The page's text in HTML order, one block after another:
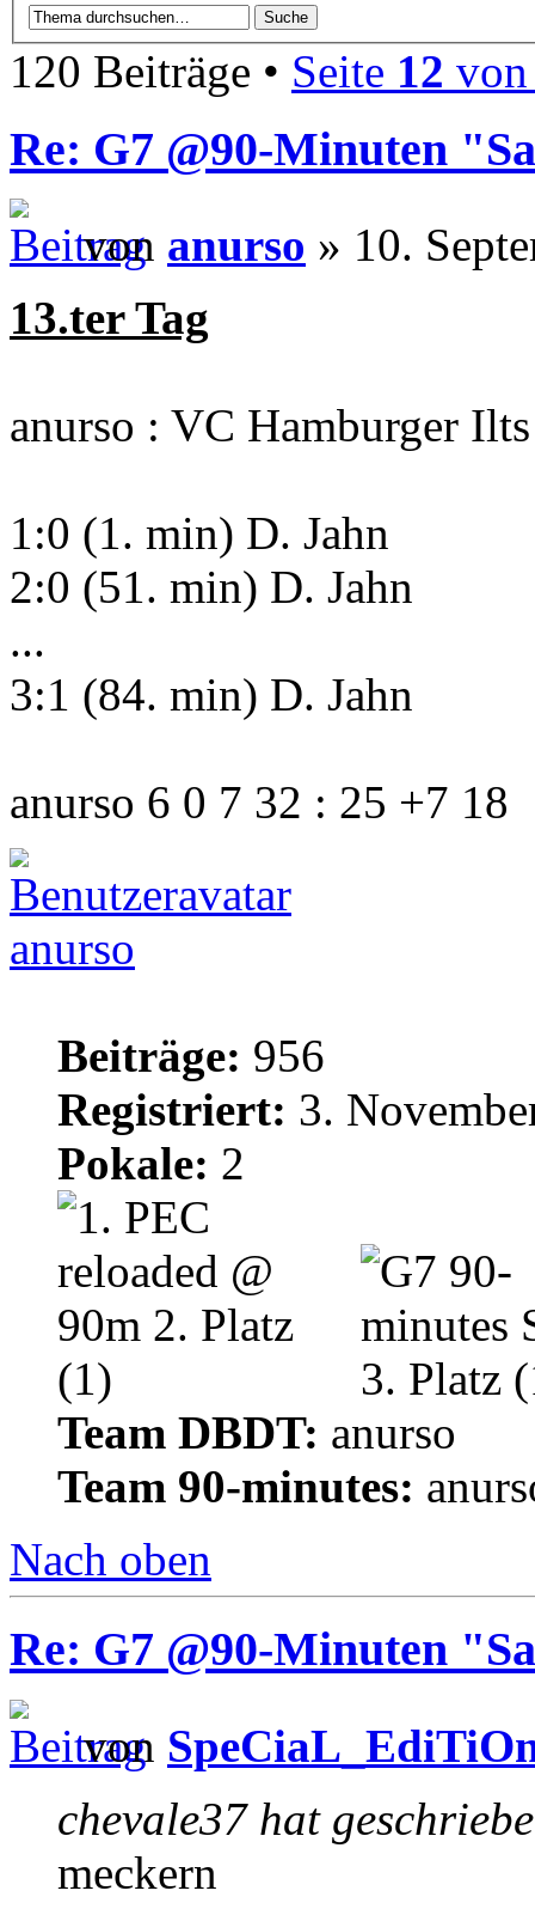
120 Beiträge • Seite 12
Re: G7 @90-Minuten
von anurso » 10.
13.ter Tag
anurso : VC Hamburger
1:0 (1. min) D. Jahn
2:0 (51. min) D. Jahn
...
3:1 (84. min) D. Jahn
anurso 6 0 7 32 : 25 +7 18
anurso
Beiträge: 956
Registriert: 3.
Pokale: 2
Team DBDT: anurso
Team 90-minutes:
Nach oben
Re: G7 @90-Minuten
von
chevale37 hat
meckern